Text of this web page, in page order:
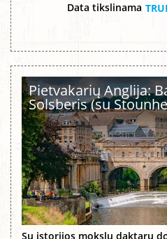
Data tikslinama
Pietvakarių Anglija:
Solsberis (su
Su istorijos mokslų daktaru